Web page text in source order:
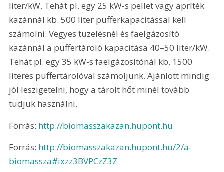
liter/kW. Tehát pl. egy 25 kW-s pellet vagy apríték
kazánnál kb. 500 liter pufferkapacitással kell
számolni. Vegyes tüzelésnél és faelgázosító
kazánnál a puffertároló kapacitása 40–50 liter/kW.
Tehát pl. egy 35 kW-s faelgázosítónál kb. 1500
literes puffertárolóval számoljunk. Ajánlott mindig
jól leszigetelni, hogy a tárolt hőt minél tovább
tudjuk használni.
Forrás: http://biomasszakazan.hupont.hu
Forrás: http://biomasszakazan.hupont.hu/2/a-
biomassza#ixzz3BVPCzZ3Z